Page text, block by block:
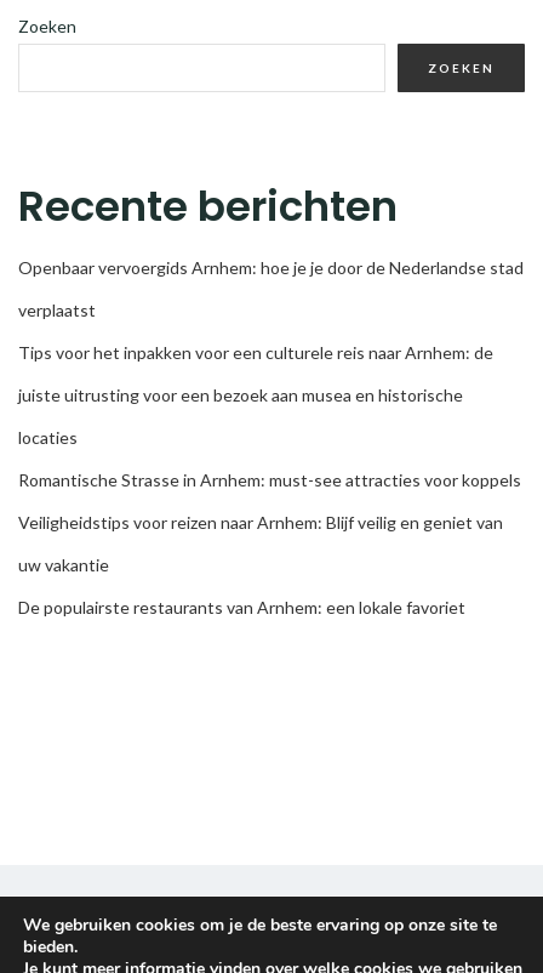
Zoeken
ZOEKEN
Recente berichten
Openbaar vervoergids Arnhem: hoe je je door de Nederlandse stad
verplaatst
Tips voor het inpakken voor een culturele reis naar Arnhem: de
juiste uitrusting voor een bezoek aan musea en historische
locaties
Romantische Strasse in Arnhem: must-see attracties voor koppels
Veiligheidstips voor reizen naar Arnhem: Blijf veilig en geniet van
uw vakantie
De populairste restaurants van Arnhem: een lokale favoriet
We gebruiken cookies om je de beste ervaring op onze site te
bieden.